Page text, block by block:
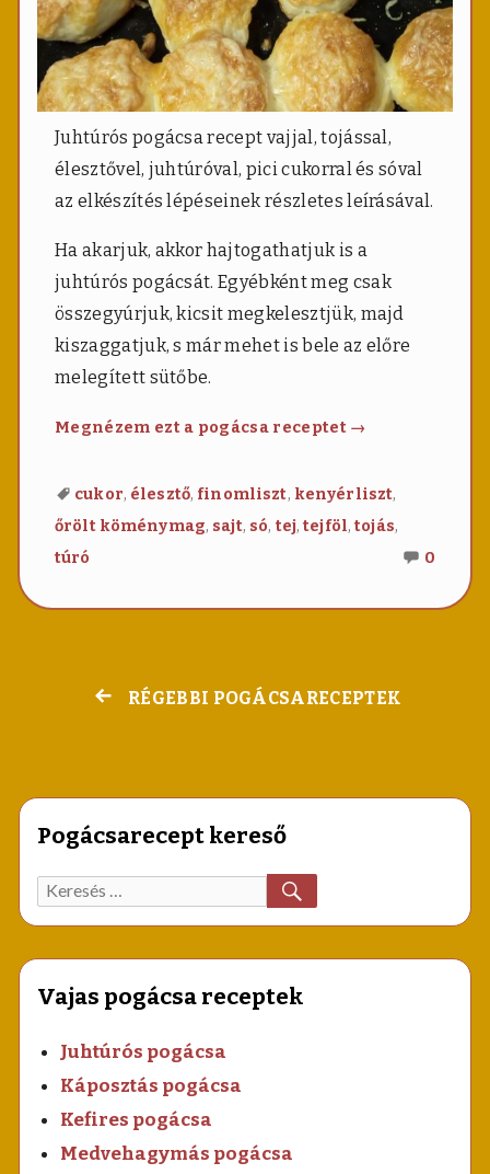
Juhtúrós pogácsa recept vajjal, tojással,
élesztővel, juhtúróval, pici cukorral és sóval
az elkészítés lépéseinek részletes leírásával.
Ha akarjuk, akkor hajtogathatjuk is a
juhtúrós pogácsát. Egyébként meg csak
összegyúrjuk, kicsit megkelesztjük, majd
kiszaggatjuk, s már mehet is bele az előre
melegített sütőbe.
Megnézem ezt a pogácsa receptet Juhtúrós
→
cukor, élesztő, finomliszt, kenyérliszt,
őrölt köménymag, sajt, só, tej,tejföl,tojás,
túró 0
még
Bejegyzés
RÉGEBBI POGÁCSARECEPTEK
Pogácsarecept kereső
Keresett
recept:
Vajas pogácsa receptek
Juhtúrós pogácsa
Káposztás pogácsa
Kefires pogácsa
Medvehagymás pogácsa